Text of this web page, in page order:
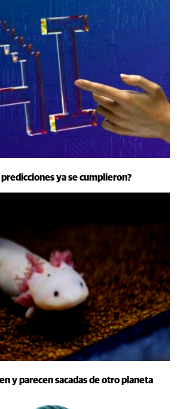
predicciones ya se cumplieron?
y parecen sacadas de otro planeta